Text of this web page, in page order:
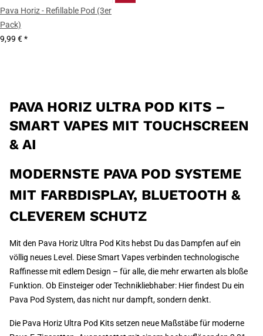
Pava Horiz - Refillable Pod (3er
Pack)
9,99 €*
PAVA HORIZ ULTRA POD KITS –
SMART VAPES MIT TOUCHSCREEN
& AI
MODERNSTE PAVA POD SYSTEME
MIT FARBDISPLAY, BLUETOOTH &
CLEVEREM SCHUTZ
Mit den Pava Horiz Ultra Pod Kits hebst Du das Dampfen auf ein
völlig neues Level. Diese Smart Vapes verbinden technologische
Raffinesse mit edlem Design – für alle, die mehr erwarten als bloße
Funktion. Ob Einsteiger oder Technikliebhaber: Hier findest Du ein
Pava Pod System, das nicht nur dampft, sondern denkt.
Die Pava Horiz Ultra Pod Kits setzen neue Maßstäbe für moderne